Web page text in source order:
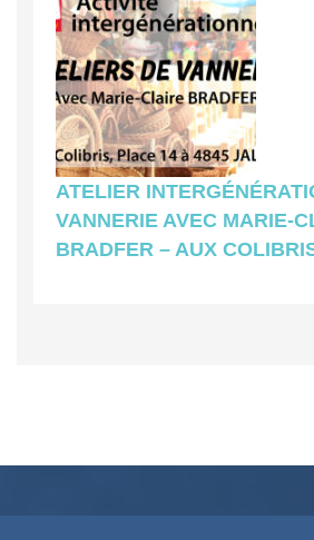
ATELIER
VANNERIE AVEC MARIE-
BRADFER – AUX